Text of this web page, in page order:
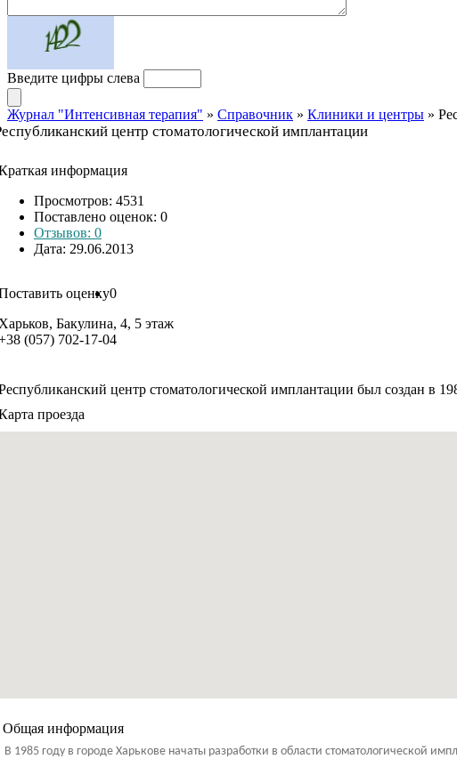
Введите цифры слева
Журнал "Интенсивная терапия" » Справочник » Клиники и центры »
центр стоматологической имплантации
информация
Просмотров: 4531
Поставлено оценок: 0
Отзывов: 0
Дата: 29.06.2013
оценку0
Бакулина, 4, 5 этаж
(057) 702-17-04
центр стоматологической имплантации был создан в
проезда
Общая информация
В 1985 году в городе Харькове начаты разработки в области стоматологической